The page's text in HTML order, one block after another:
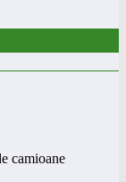
camioane